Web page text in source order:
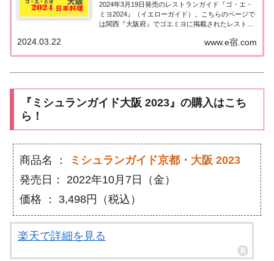
2024年3月19日発売のレストランガイド『ゴ・エ・
ミヨ2024』（イエローガイド）。こちらのページで
は関西『大阪府』でゴエミヨに掲載されたレストラ
した。ゴエミヨ2024『大阪』日本料理関西「大阪エ
リア」で「ゴ・エ・ミヨ2024」に掲...
www.e宿.com
2024.03.22
『ミシュランガイド大阪 2023』の購入はこち
ら！
商品名 ：
ミシュランガイド京都・大阪 2023
発売日： 2022年10月7日（金）
価格 ： 3,498円（税込）
楽天で詳細を見る